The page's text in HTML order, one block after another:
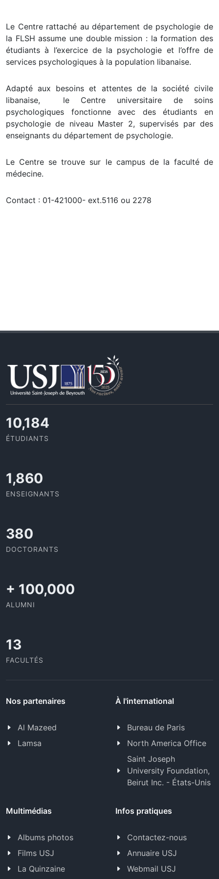
Le Centre rattaché au département de psychologie de
la FLSH assume une double mission : la formation des
étudiants à l’exercice de la psychologie et l’offre de
services psychologiques à la population libanaise.
Adapté aux besoins et attentes de la société civile
libanaise, le Centre universitaire de soins
psychologiques fonctionne avec des étudiants en
psychologie de niveau Master 2, supervisés par des
enseignants du département de psychologie.
Le Centre se trouve sur le campus de la faculté de
médecine.
Contact : 01-421000- ext.5116 ou 2278
10,801
ÉTUDIANTS
1,973
ENSEIGNANTS
403
DOCTORANTS
+ 100,000
ALUMNI
13
FACULTÉS
Nos partenaires
Al Mazeed
Lamsa
À l'international
Bureau de Paris
North America Office
Saint Joseph
University Foundation,
Beirut Inc. - États-Unis
Multimédias
Albums photos
Films USJ
La Quinzaine
Infos pratiques
Contactez-nous
Annuaire USJ
Webmail USJ